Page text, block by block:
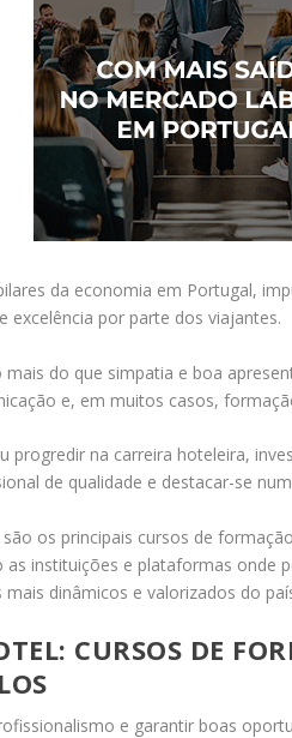
da economia em Portugal,
excelência por parte dos viajantes.
do que simpatia e boa
e, em muitos casos,
progredir na carreira hoteleira,
de qualidade e destacar-se
os principais cursos de
instituições e plataformas onde
dinâmicos e valorizados do
CURSOS DE
e garantir boas